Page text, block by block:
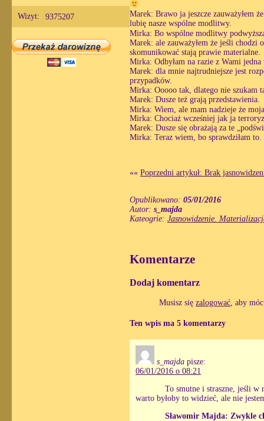
Wizyt: 9375207
Marek: Brawo ja jeszcze zauważyłem
lubię nasze wspólne modlitwy.
Mirka: Bo wspólne modlitwy
Marek: ale zauważyłem że jeśli chodzi
skomunikować stają prawie materialne.
Mirka: Odbyłam na razie z Wami
Marek: dla mnie najtrudniejsze jest
przypadków.
Mirka: Ooooo tak, dlatego nie szukam
Marek: Dusze też grają przedstawienia.
Mirka: Wiem, ale mam nadzieje że
Mirka: Chociaż wcześniej jak ja
Marek: Dusze się obrażają za te
Mirka: Teraz wiem, bo sprawdziłam to.
«« Poprzedni artykuł: Brak
Opublikowano: 05/01/2016
Autor: s_majda
Kateogrie: Jasnowidzenie.
Komentarze
Dodaj komentarz
Musisz się zalogować, aby
Ten wpis ma 5 komentarzy
s_majda pisze:
06/01/2016 o 08:21
To smutne i straszne, jeśli w
warto byłoby to widzieć, ale nie
Sławomir Majda: Zwykle